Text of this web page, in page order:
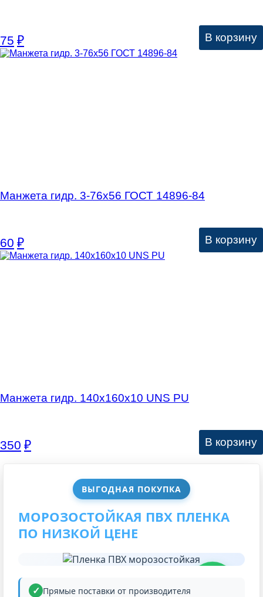
ВЫГОДНАЯ ПОКУПКА
МОРОЗОСТОЙКАЯ ПВХ ПЛЕНКА
ПО НИЗКОЙ ЦЕНЕ
Прямые поставки от производителя
75 ₽ В корзину
Манжета гидр. 3-76х56 ГОСТ 14896-84
60 ₽ В корзину
Манжета гидр. 140х160х10 UNS PU
350 ₽ В корзину